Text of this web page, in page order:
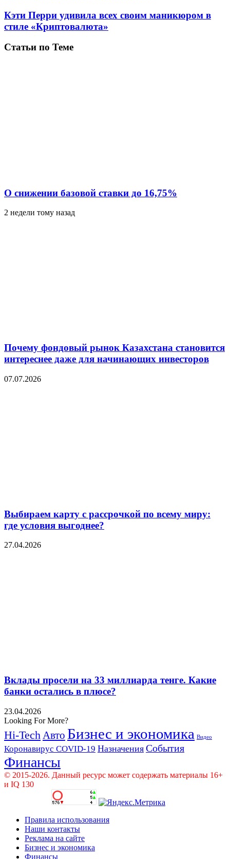
Кэти Перри удивила всех своим маникюром в
стиле «Криптовалюта»
Статьи по Теме
О снижении базовой ставки до 16,75%
2 недели тому назад
Почему фондовый рынок Казахстана становится
интереснее даже для начинающих инвесторов
07.07.2026
Выбираем карту с рассрочкой по всему миру:
где условия выгоднее?
27.04.2026
Вклады просели на 33 миллиарда тенге. Какие
банки остались в плюсе?
23.04.2026
Looking For More?
Hi-Tech Авто Бизнес и экономика Видео
Коронавирус COVID-19 Назначения События
Финансы
© 2015-2026. Данный ресурс может содержать материалы 16+
и IQ 130
Правила использования
Наши контакты
Реклама на сайте
Бизнес и экономика
Финансы